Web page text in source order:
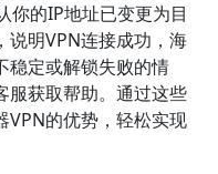
你的IP地址已变更为目
说明VPN连接成功，海
稳定或解锁失败的情
服获取帮助。通过这些
VPN的优势，轻松实现